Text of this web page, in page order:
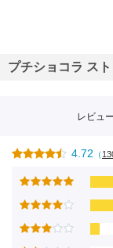
プチショコラ ス
レビュ
4.72 （